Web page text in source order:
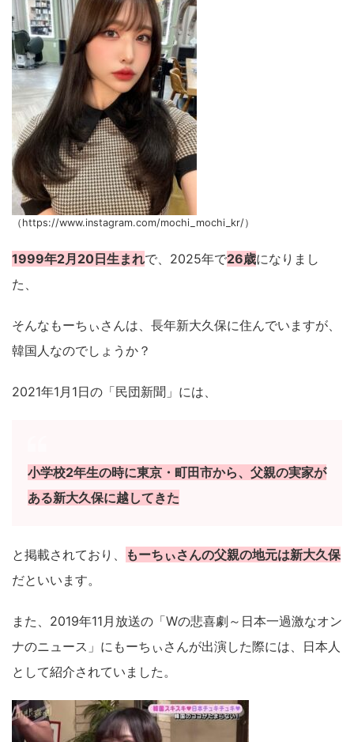
（https://www.instagram.com/mochi_mochi_kr/）
1999年2月20日生まれで、2025年で26歳になりまし
た、
そんなもーちぃさんは、長年新大久保に住んでいますが、
韓国人なのでしょうか？
2021年1月1日の「民団新聞」には、
小学校2年生の時に東京・町田市から、父親の実家が
ある新大久保に越してきた
と掲載されており、
もーちぃさんの父親の地元は新大久保
だといいます。
また、2019年11月放送の「Wの悲喜劇～日本一過激なオン
ナのニュース」にもーちぃさんが出演した際には、日本人
として紹介されていました。